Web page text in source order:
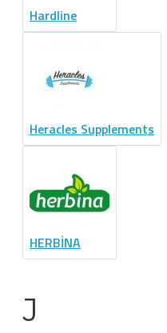
Hardline
Heracles Supplements
HERBİNA
J